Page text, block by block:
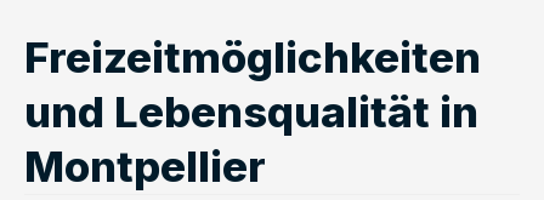
Freizeitmöglichkeiten
und Lebensqualität in
Montpellier